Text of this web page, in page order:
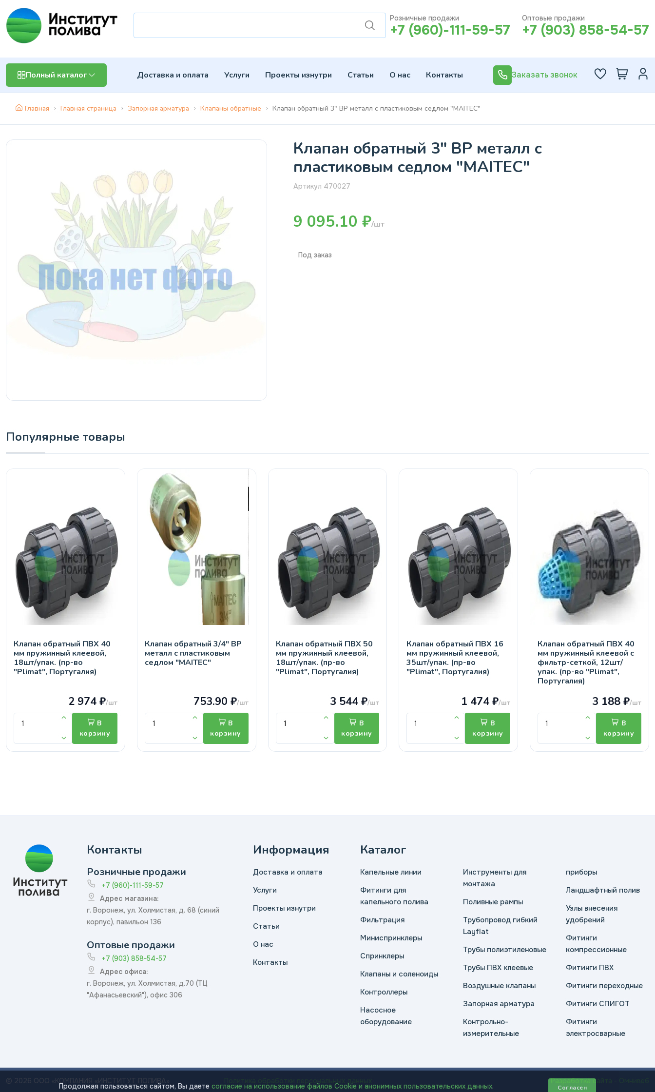
Розничные продажи
+7 (960)-111-59-57
Оптовые продажи
+7 (903) 858-54-57
Полный каталог Доставка и оплата Услуги Проекты изнутри Статьи О нас Контакты Заказать звонок
Главная Главная страница Запорная арматура Клапаны обратные Клапан обратный 3" ВР металл с пластиковым седлом "MAITEC"
Клапан обратный 3" ВР металл с
пластиковым седлом "MAITEC"
Артикул 470027
9 095.10 ₽/шт
Под заказ
Популярные товары
Клапан обратный ПВХ 40
мм пружинный клеевой,
18шт/упак. (пр-во
"Plimat", Португалия)
2 974 ₽/шт
В
корзину
Клапан обратный 3/4" ВР
металл с пластиковым
седлом "MAITEC"
753.90 ₽/шт
В
корзину
Клапан обратный ПВХ 50
мм пружинный клеевой,
18шт/упак. (пр-во
"Plimat", Португалия)
3 544 ₽/шт
В
корзину
Клапан обратный ПВХ 16
мм пружинный клеевой,
35шт/упак. (пр-во
"Plimat", Португалия)
1 474 ₽/шт
В
корзину
Клапан обратный ПВХ 40
мм пружинный клеевой с
фильтр-сеткой, 12шт/
упак. (пр-во "Plimat",
Португалия)
3 188 ₽/шт
В
корзину
Контакты
Розничные продажи
+7 (960)-111-59-57
Адрес магазина:
г. Воронеж, ул. Холмистая, д. 68 (синий
корпус), павильон 136
Оптовые продажи
+7 (903) 858-54-57
Адрес офиса:
г. Воронеж, ул. Холмистая, д.70 (ТЦ
"Афанасьевский"), офис 306
Информация
Доставка и оплата
Услуги
Проекты изнутри
Статьи
О нас
Контакты
Каталог
Капельные линии
Фитинги для
капельного полива
Фильтрация
Миниспринклеры
Спринклеры
Клапаны и соленоиды
Контроллеры
Насосное
оборудование
Инструменты для
монтажа
Поливные рампы
Трубопровод гибкий
Layflat
Трубы полиэтиленовые
Трубы ПВХ клеевые
Воздушные клапаны
Запорная арматура
Контрольно-
измерительные
приборы
Ландшафтный полив
Узлы внесения
удобрений
Фитинги
компрессионные
Фитинги ПВХ
Фитинги переходные
Фитинги СПИГОТ
Фитинги
электросварные
© 2026 ООО «КОМПАНИЯ «ИНСТИТУТ ПОЛИВА» Разработка сайта - Омнивеб
Продолжая пользоваться сайтом, Вы даете согласие на использование файлов Cookie и анонимных пользовательских данных. Согласен